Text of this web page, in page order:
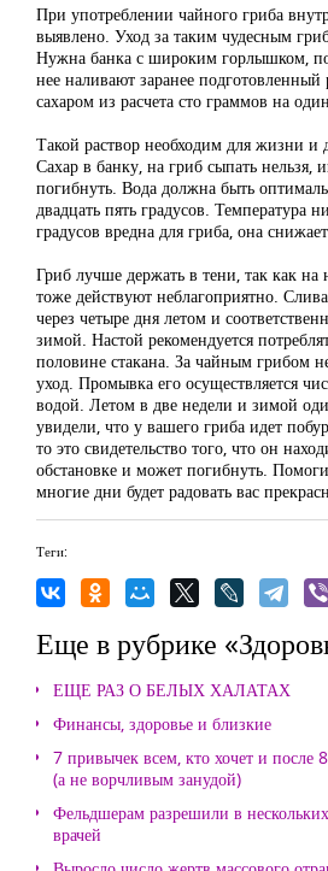
При употреблении чайного гриба
выявлено. Уход за таким чудесным
Нужна банка с широким горлышком,
нее наливают заранее
сахаром из расчета сто граммов на
Такой раствор необходим для жизни и
Сахар в банку, на гриб сыпать нельзя,
погибнуть. Вода должна быть
двадцать пять градусов. Температура
градусов вредна для гриба, она
Гриб лучше держать в тени, так как на
тоже действуют неблагоприятно.
через четыре дня летом и
зимой. Настой рекомендуется
половине стакана. За чайным грибом
уход. Промывка его осуществляется
водой. Летом в две недели и зимой
увидели, что у вашего гриба идет
то это свидетельство того, что он
обстановке и может погибнуть.
многие дни будет радовать вас
Теги:
Еще в рубрике
ЕЩЕ РАЗ О БЕЛЫХ ХАЛАТАХ
Финансы, здоровье и близкие
7 привычек всем, кто хочет и после
(а не ворчливым занудой)
Фельдшерам разрешили в
врачей